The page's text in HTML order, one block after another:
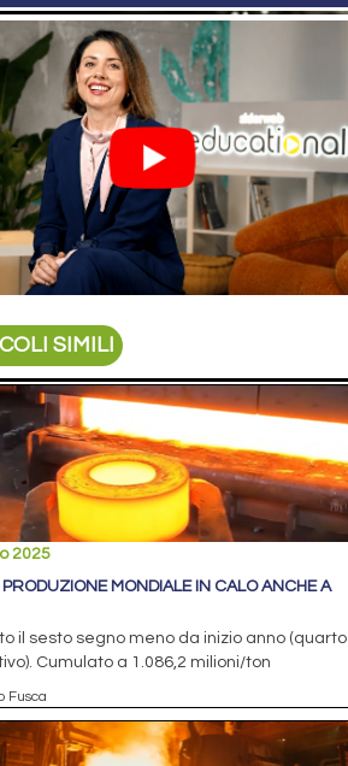
SIMILI
2025
MONDIALE IN CALO ANCHE A
il sesto segno meno da inizio anno (quarto
Cumulato a 1.086,2 milioni/ton
Fusca